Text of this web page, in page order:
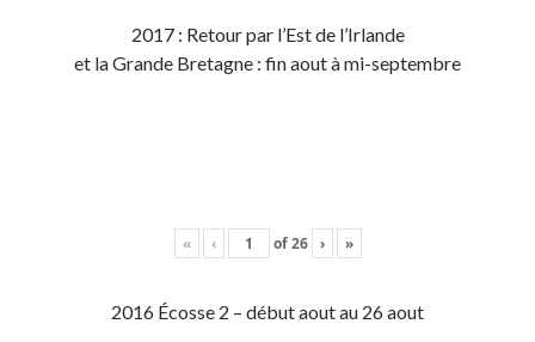
2017 : Retour par l’Est de l’Irlande
et la Grande Bretagne : fin aout à mi-septembre
« ‹ of26 › »
2016 Écosse 2 – début aout au 26 aout